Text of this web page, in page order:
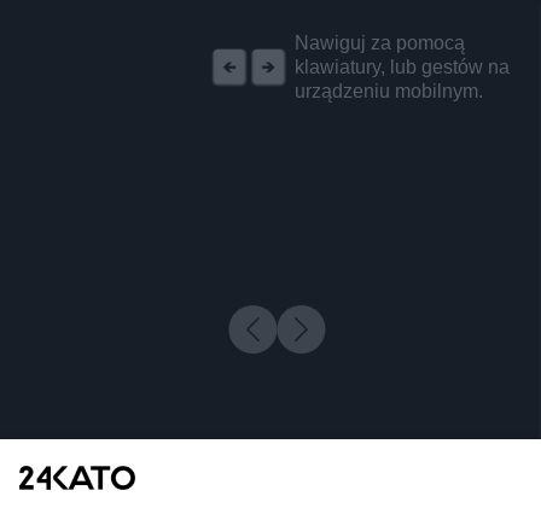
Nawiguj za pomocą
klawiatury, lub gestów na
urządzeniu mobilnym.